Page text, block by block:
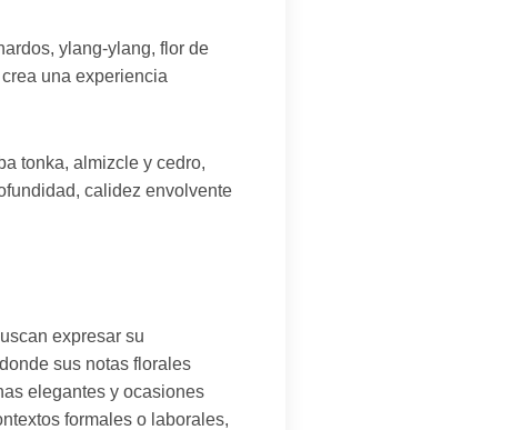
ylang-ylang, flor de
una experiencia
tonka, almizcle y cedro,
calidez envolvente
expresar su
sus notas florales
elegantes y ocasiones
formales o laborales,